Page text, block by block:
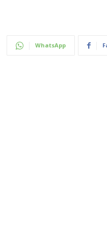
WhatsApp